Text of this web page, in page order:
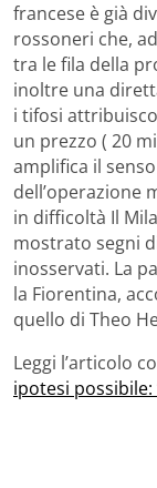
francese è già
rossoneri che,
tra le fila della
inoltre una
i tifosi
un prezzo ( 20
amplifica il
dell’operazione
in difficoltà Il
mostrato segni
inosservati. La
la Fiorentina,
quello di Theo
Leggi l’articolo
ipotesi possibile: